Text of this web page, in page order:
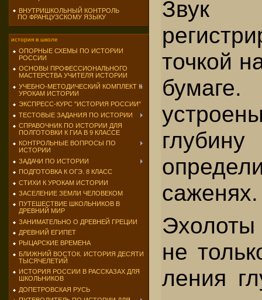
ВНУТРИШКОЛЬНЫЙ КОНТРОЛЬ
ПО ФРАНЦУЗСКОМУ ЯЗЫКУ
история в школе
ОПОРНЫЕ СХЕМЫ ПО ИСТОРИИ
РОССИИ
ОСНОВЫ ПРОФЕССИОНАЛЬНОГО
МАСТЕРСТВА УЧИТЕЛЯ ИСТОРИИ
УЧЕБНО-МЕТОДИЧЕСКИЙ КОМПЛЕКТ К
УРОКАМ ИСТОРИИ
ЭКСПРЕСС-КУРС "ИСТОРИЯ РОССИИ"
ТЕСТОВЫЕ ЗАДАНИЯ ПО ИСТОРИИ
СПРАВОЧНИК ПО ИСТОРИИ ДЛЯ
ПОЛГОТОВКИ К ГИА В 9 КЛАССЕ
КОНТРОЛЬНЫЕ ВОПРОСЫ ПО
ИСТОРИИ
ЗАДАЧИ ПО ИСТОРИИ
ПОДГОТОВКА К ОГЭ. 8 КЛАСС
СТИХИ К УРОКАМ ИСТОРИИ
ЗАСЕЛЕНИЕ ЗЕМЛИ ЧЕЛОВЕКОМ
ПУТЕШЕСТВИЕ ШКОЛЬНИКОВ В
ДРЕВНИЙ МИР
ЗАНИМАТЕЛЬНО О ДРЕВНЕЙ ГРЕЦИИ
ДРЕВНИЙ ЕГИПЕТ
РЫЦАРСКИЕ ВРЕМЕНА
БЛИЖНИЙ ВОСТОК. ИСТОРИЯ ДЕСЯТИ
ТЫСЯЧЕЛЕТИЙ
ИСТОРИЯ РОССИИ В РАССКАЗАХ ДЛЯ
ШКОЛЬНИКОВ
ДОПЕТРОВСКАЯ РУСЬ
точкой
саженях.
Эхолоты
не
ления